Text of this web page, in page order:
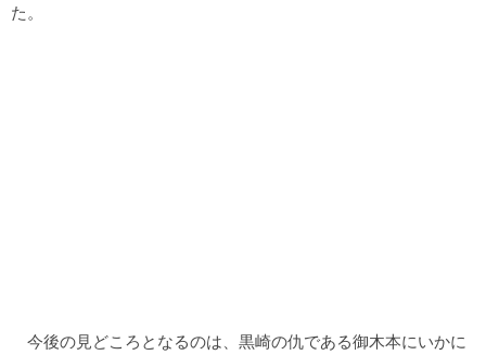
た。
今後の見どころとなるのは、黒崎の仇である御木本にいかに